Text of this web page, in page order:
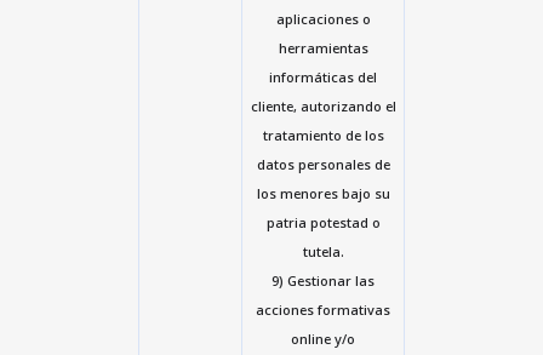
aplicaciones o
herramientas
informáticas del
cliente, autorizando el
tratamiento de los
datos personales de
los menores bajo su
patria potestad o
tutela.
9) Gestionar las
acciones formativas
online y/o